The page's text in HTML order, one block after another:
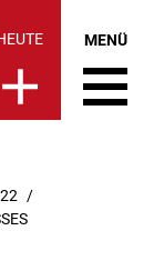
MENÜ